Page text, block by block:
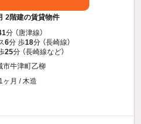
2階建の賃貸物件
分 （唐津線）
6分 歩18分 （長崎線）
25分 （長崎線など）
市牛津町乙柳
ヶ月 / 木造